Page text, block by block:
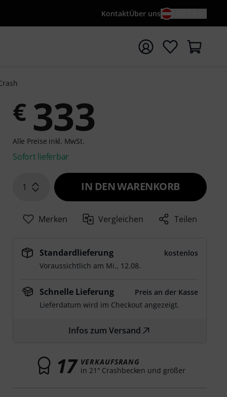
KontaktÜber uns
mit Suchwort {searchTerm} starten
€ 333
Alle Preise inkl. MwSt.
Sofort lieferbar
1 IN DEN WARENKORB
Merken Vergleichen Teilen
Standardlieferung
kostenlos
Voraussichtlich am Mi., 12.08.
Schnelle Lieferung
Preis an der Kasse
Lieferdatum wird im Checkout angezeigt.
Infos zum Versand
17 VERKAUFSRANG
in 21" Crashbecken und größer